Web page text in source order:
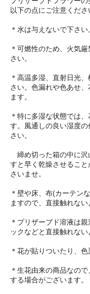
以下の点にご注意くださ
＊水は与えないで下さい
＊可燃性のため、火気
さい。
＊高温多湿、直射日光
さい。色漏れや色あせ
ます。
＊特に多湿な状態では
す。風通しの良い湿度
さい。
締め切った箱の中に沢
すと早く乾燥させるこ
さいませ。
＊壁や床、布(カーテン
ますので、直接触れない
＊プリザーブド溶液は
ックなどと直接触れない
＊花が貼りついたり、
＊生花由来の商品なの
する場合がございます。